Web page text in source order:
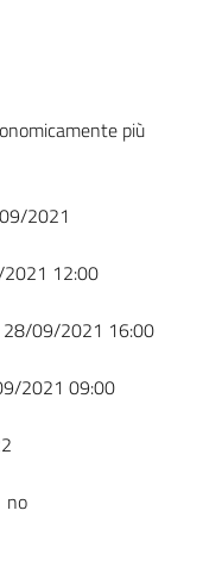
più
2021
12:00
28/09/2021 16:00
2021 09:00
no